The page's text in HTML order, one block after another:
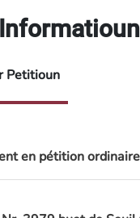
Petitioun
en pétition ordinaire